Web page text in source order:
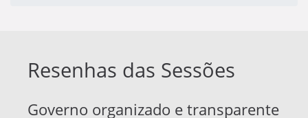
Resenhas das Sessões
Governo organizado e transparente